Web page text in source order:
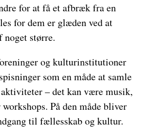
for at få et afbræk fra en
for dem er glæden ved at
noget større.
og kulturinstitutioner
som en måde at samle
– det kan være musik,
På den måde bliver
til fællesskab og kultur.